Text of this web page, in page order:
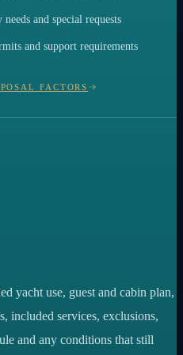
and special requests
and support requirements
FACTORS
yacht use, guest and cabin plan,
included services, exclusions,
and any conditions that still